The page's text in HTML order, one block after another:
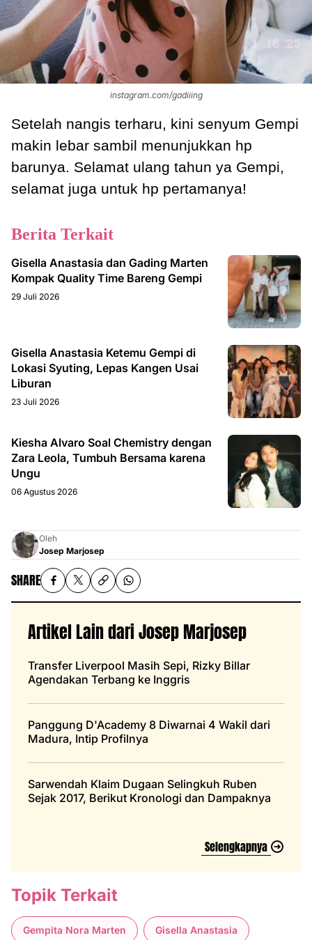
instagram.com/gadiiing
Setelah nangis terharu, kini senyum Gempi
makin lebar sambil menunjukkan hp
barunya. Selamat ulang tahun ya Gempi,
selamat juga untuk hp pertamanya!
Berita Terkait
Gisella Anastasia dan Gading Marten
Kompak Quality Time Bareng Gempi
29 Juli 2026
Gisella Anastasia Ketemu Gempi di
Lokasi Syuting, Lepas Kangen Usai
Liburan
23 Juli 2026
Kiesha Alvaro Soal Chemistry dengan
Zara Leola, Tumbuh Bersama karena
Ungu
06 Agustus 2026
Oleh
Josep Marjosep
SHARE
Artikel Lain dari Josep Marjosep
Transfer Liverpool Masih Sepi, Rizky Billar
Agendakan Terbang ke Inggris
Panggung D'Academy 8 Diwarnai 4 Wakil dari
Madura, Intip Profilnya
Sarwendah Klaim Dugaan Selingkuh Ruben
Sejak 2017, Berikut Kronologi dan Dampaknya
Selengkapnya
Topik Terkait
Gempita Nora Marten Gisella Anastasia